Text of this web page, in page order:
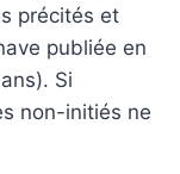
précités et
publiée en
Si
non-initiés ne